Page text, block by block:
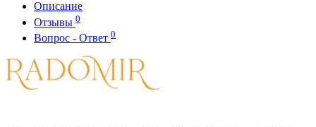
Описание
Отзывы 0
Вопрос - Ответ 0